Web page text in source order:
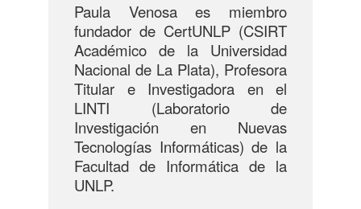
Paula Venosa es miembro
fundador de CertUNLP (CSIRT
Académico de la Universidad
Nacional de La Plata), Profesora
Titular e Investigadora en el
LINTI (Laboratorio de
Investigación en Nuevas
Tecnologías Informáticas) de la
Facultad de Informática de la
UNLP.